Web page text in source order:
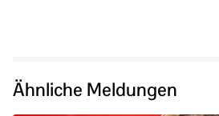
Ähnliche Meldungen